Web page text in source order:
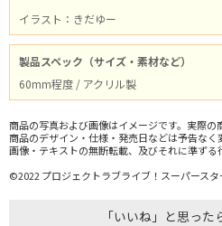
イラスト：きだゆー
製品スペック（サイズ・素材など）
60mm程度 / アクリル製
商品の写真および画像はイメージです。実際の
商品のデザイン・仕様・発売日などは予告なく
画像・テキストの無断転載、及びそれに準ずる
©2022 プロジェクトラブライブ！スーパースタ
「いいね」と思った